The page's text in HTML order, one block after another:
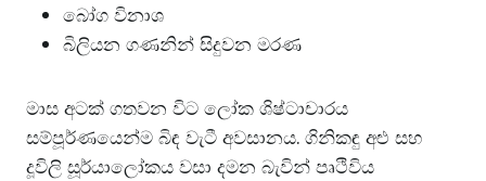
බෝග විනාශ
බිලියන ගණනින් සිදුවන මරණ
මාස අටක් ගතවන විට ලෝක ශිෂ්ටාචාරය
සම්පූර්ණයෙන්ම බිඳ වැටී අවසානය. ගිනිකඳු අළු සහ
දූවිලි සූර්යාලෝකය වසා දමන බැවින් පෘථිවිය